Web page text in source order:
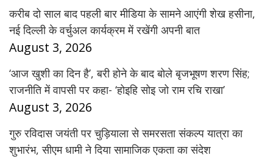
करीब दो साल बाद पहली बार मीडिया के सामने आएंगी शेख हसीना,
नई दिल्ली के वर्चुअल कार्यक्रम में रखेंगी अपनी बात
August 3, 2026
‘आज खुशी का दिन है’, बरी होने के बाद बोले बृजभूषण शरण सिंह;
राजनीति में वापसी पर कहा- ‘होइहि सोइ जो राम रचि राखा’
August 3, 2026
गुरु रविदास जयंती पर चुड़ियाला से समरसता संकल्प यात्रा का
शुभारंभ, सीएम धामी ने दिया सामाजिक एकता का संदेश